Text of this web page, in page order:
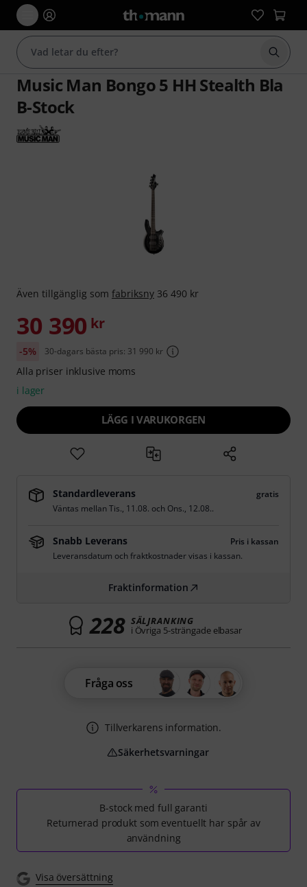
Börja
Music Man Bongo 5 HH Stealth Bla
B-Stock
B-stock med full garanti
Returnerad produkt som eventuellt har spår av
användning
Visa översättning
Även tillgänglig som fabriksny 36 490 kr
30 390 kr
-5% 30-dagars bästa pris: 31 990 kr
Alla priser inklusive moms
i lager
LÄGG I VARUKORGEN
Standardleverans
gratis
Väntas mellanTis., 11.08. och Ons., 12.08..
Snabb Leverans
Pris i kassan
Leveransdatum och fraktkostnader visas i kassan.
Fraktinformation
228 SÄLJRANKING
i Övriga 5-strängade elbasar
Fråga oss
Tillverkarens information.
Säkerhetsvarningar